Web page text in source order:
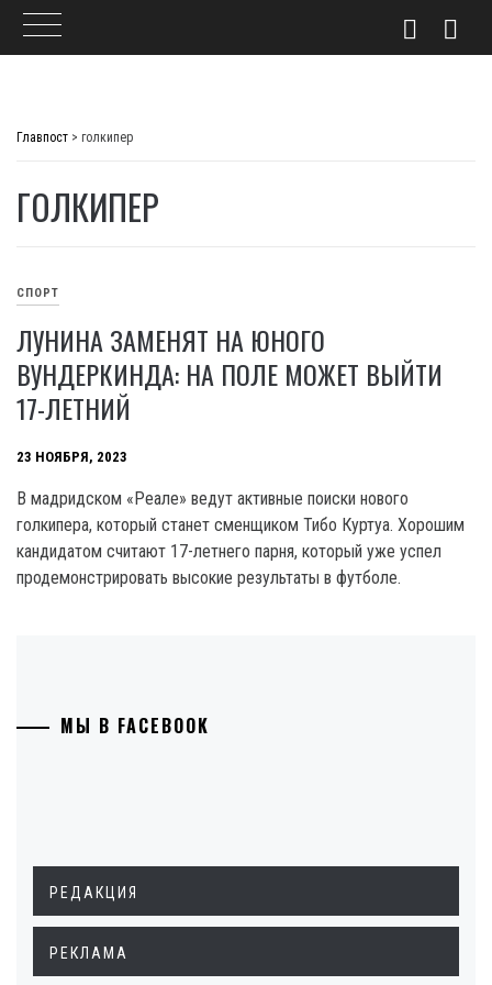
Главпост > голкипер
ГОЛКИПЕР
СПОРТ
ЛУНИНА ЗАМЕНЯТ НА ЮНОГО
ВУНДЕРКИНДА: НА ПОЛЕ МОЖЕТ ВЫЙТИ
17-ЛЕТНИЙ
23 НОЯБРЯ, 2023
B мадридском «Реале» ведут активные поиски нового
голкипера, который станет сменщиком Тибо Куртуа. Хорошим
кандидатом считают 17-летнего парня, который уже успел
продемонстрировать высокие результаты в футболе.
МЫ В FACEBOOK
РЕДАКЦИЯ
РЕКЛАМА